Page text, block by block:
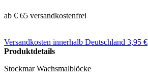
ab € 65 versandkostenfrei
Versandkosten innerhalb Deutschland 3,95 €
Produktdetails
Stockmar Wachsmalblöcke